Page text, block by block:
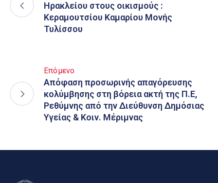
Ηρακλείου στους οικισμούς :
Κεραμουτσίου Καμαρίου Μονής
Τυλίσσου
Επόμενο
Απόφαση προσωρινής απαγόρευσης
κολύμβησης στη βόρεια ακτή της Π.Ε,
Ρεθύμνης από την Διεύθυνση Δημόσιας
Υγείας & Κοιν. Μέριμνας